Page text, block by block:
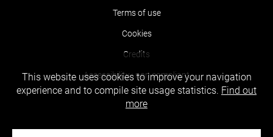
Terms of use
Cookies
Credits
Accessibility : non compliant
This website uses cookies to improve your navigation
experience and to compile site usage statistics. Find out
more